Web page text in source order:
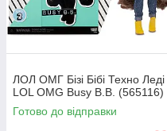
ЛОЛ ОМГ Бізі Бібі Техно Леді
LOL OMG Busy B.B. (565116)
Готово до відправки